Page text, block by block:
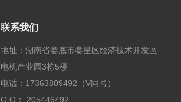
联系我们
地址：湖南省娄底市娄星区经济技术开发区
电机产业园3栋5楼
电话：17363809492（V同号）
Q Q： 205446492